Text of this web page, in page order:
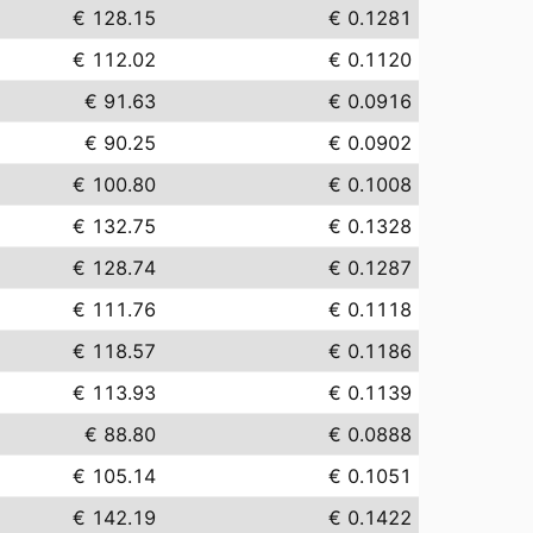
€ 128.15
€ 0.1281
€ 112.02
€ 0.1120
€ 91.63
€ 0.0916
€ 90.25
€ 0.0902
€ 100.80
€ 0.1008
€ 132.75
€ 0.1328
€ 128.74
€ 0.1287
€ 111.76
€ 0.1118
€ 118.57
€ 0.1186
€ 113.93
€ 0.1139
€ 88.80
€ 0.0888
€ 105.14
€ 0.1051
€ 142.19
€ 0.1422